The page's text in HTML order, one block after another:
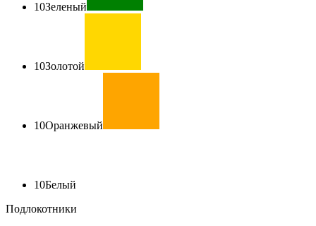
10Зеленый
10Золотой
10Оранжевый
10Белый
Подлокотники